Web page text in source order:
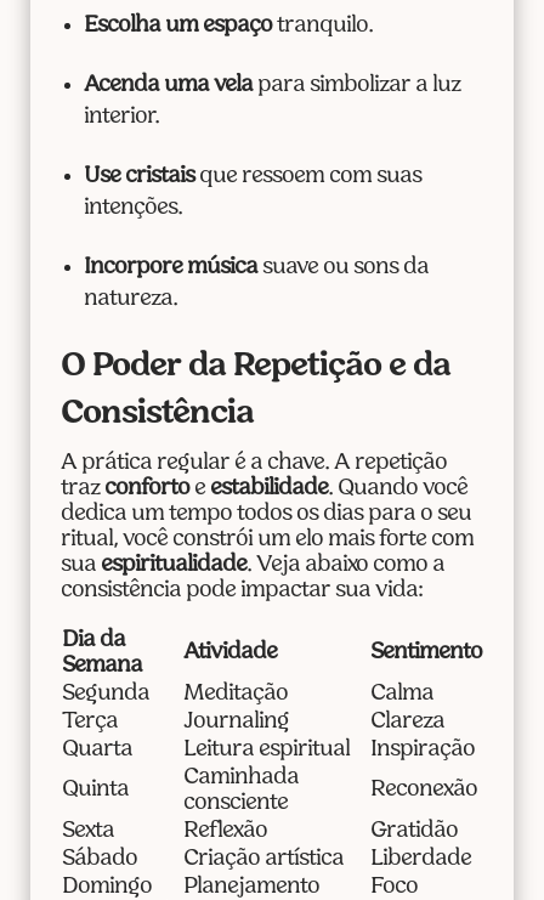
Escolha um espaçotranquilo.
Acenda uma velapara simbolizar a luz
interior.
Use cristaisque ressoem com suas
intenções.
Incorpore músicasuave ou sons da
natureza.
O Poder da Repetição e da
Consistência
A prática regular é a chave. A repetição
traz confortoe estabilidade. Quando você
dedica um tempo todos os dias para o seu
ritual, você constrói um elo mais forte com
sua espiritualidade. Veja abaixo como a
consistência pode impactar sua vida:
Dia da
Semana
Atividade
Sentimento
Segunda
Meditação
Calma
Terça
Journaling
Clareza
Quarta
Leitura espiritual
Inspiração
Quinta
Caminhada
consciente
Reconexão
Sexta
Reflexão
Gratidão
Sábado
Criação artística
Liberdade
Domingo
Planejamento
Foco